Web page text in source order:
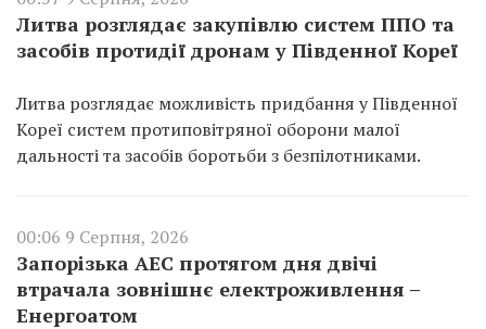
Литва розглядає закупівлю систем ППО та
засобів протидії дронам у Південної Кореї
Литва розглядає можливість придбання у Південної
Кореї систем протиповітряної оборони малої
дальності та засобів боротьби з безпілотниками.
00:06 9 Серпня, 2026
Запорізька АЕС протягом дня двічі
втрачала зовнішнє електроживлення –
Енергоатом